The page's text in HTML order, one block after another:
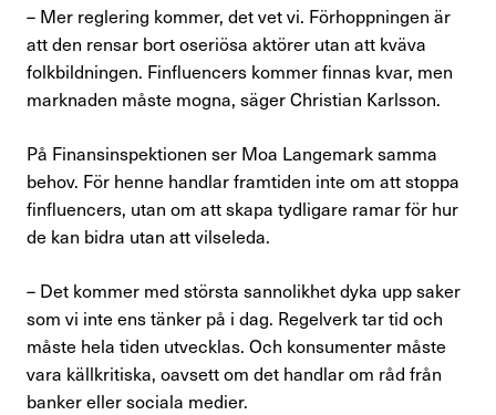
– Mer reglering kommer, det vet vi. Förhoppningen är
att den rensar bort oseriösa aktörer utan att kväva
folkbildningen. Finfluencers kommer finnas kvar, men
marknaden måste mogna, säger Christian Karlsson.
På Finansinspektionen ser Moa Langemark samma
behov. För henne handlar framtiden inte om att stoppa
finfluencers, utan om att skapa tydligare ramar för hur
de kan bidra utan att vilseleda.
– Det kommer med största sannolikhet dyka upp saker
som vi inte ens tänker på i dag. Regelverk tar tid och
måste hela tiden utvecklas. Och konsumenter måste
vara källkritiska, oavsett om det handlar om råd från
banker eller sociala medier.